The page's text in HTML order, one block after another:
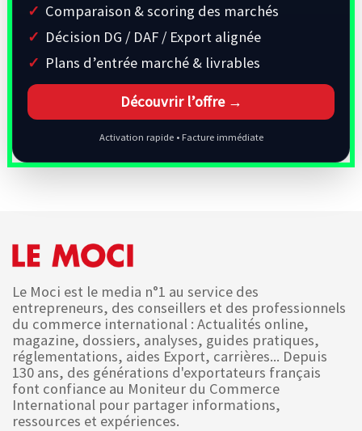
Comparaison & scoring des marchés
Décision DG / DAF / Export alignée
Plans d’entrée marché & livrables
Découvrir l’offre →
Activation rapide • Facture immédiate
Le Moci est le media n°1 au service des
entrepreneurs, des conseillers et des professionnels
du commerce international : Actualités online,
magazine, dossiers, analyses, guides pratiques,
réglementations, aides Export, carrières... Depuis
130 ans, des générations d'exportateurs français
font confiance au Moniteur du Commerce
International pour partager informations,
ressources et expériences.